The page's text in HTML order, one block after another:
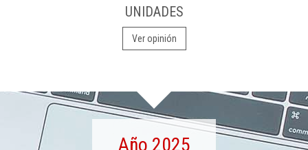
UNIDADES
Ver opinión
Año 2025